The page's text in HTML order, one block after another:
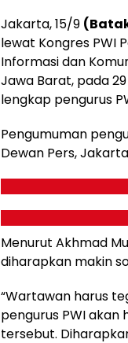
Jakarta, 15/9
lewat Kongres PWI
Informasi dan
Jawa Barat, pada
lengkap pengurus
Pengumuman
Dewan Pers,
Menurut Akhmad
diharapkan makin
“Wartawan harus
pengurus PWI
tersebut.